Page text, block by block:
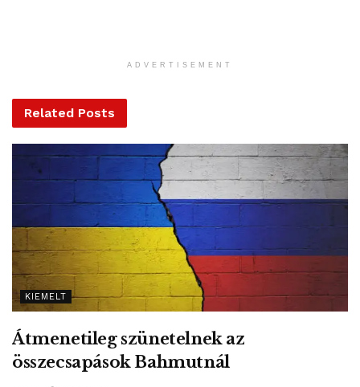
műveleteket Izrael nem erősíti meg, és nem is cáfolja.
Biztonsági források szerint az izraeli harci repülőgépek
Teherán és az általa támogatott fegyveres csoportok,
elsősorban a libanoni Hezbollah Bassár el-Aszad szíriai
kormányfő legfontosabb szövetségesei a 2011 óta tartó
szíriai polgárháborúban. A polgárháború kilenc éve folyik.
Ez idő alatt Izrael több száz légicsapást hajtott végre.
Célpontja a szíriai kormányerők, a damaszkuszi vezetéssel
MTI – Fotó / Israel Air Force Facebook oldala
ADVERTISEMENT
Related Posts
KIEMELT
Átmenetileg szünetelnek az
összecsapások Bahmutnál